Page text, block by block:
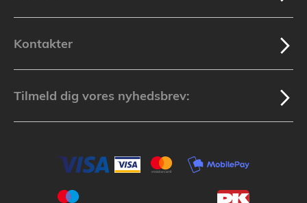
Kontakter
Tilmeld dig vores nyhedsbrev: